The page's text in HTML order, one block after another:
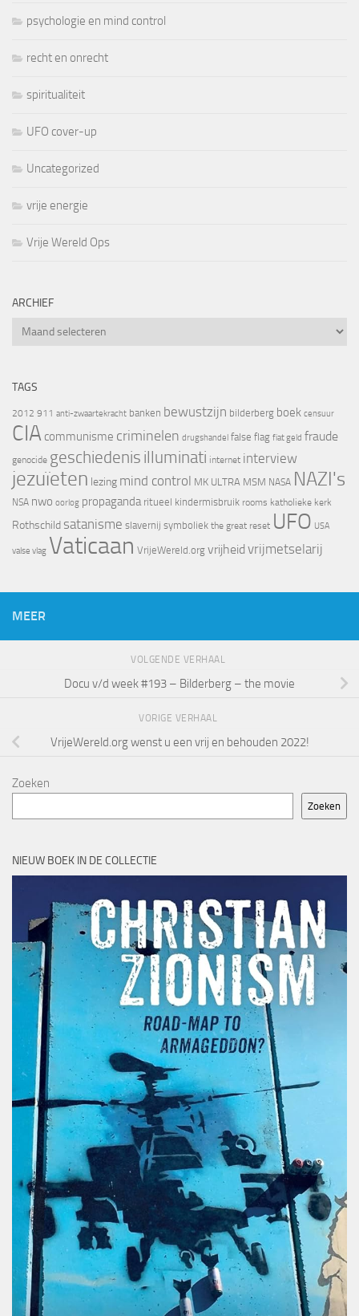
psychologie en mind control
recht en onrecht
spiritualiteit
UFO cover-up
Uncategorized
vrije energie
Vrije Wereld Ops
ARCHIEF
Archief
TAGS
2012 911 anti-zwaartekracht banken bewustzijn bilderberg boek censuur
CIA communisme criminelen drugshandel false flag fiat geld fraude
genocide geschiedenis illuminati internet interview
jezuïeten lezing mind control MK ULTRA MSM NASA NAZI's
NSA nwo oorlog propaganda ritueel kindermisbruik rooms katholieke kerk
Rothschild satanisme slavernij symboliek the great reset UFO USA
valse vlag Vaticaan VrijeWereld.org vrijheid vrijmetselarij
MEER
VOLGENDE VERHAAL
Docu v/d week #193 – Bilderberg – the movie
VORIGE VERHAAL
VrijeWereld.org wenst u een vrij en behouden 2022!
Zoeken
Zoeken
NIEUW BOEK IN DE COLLECTIE